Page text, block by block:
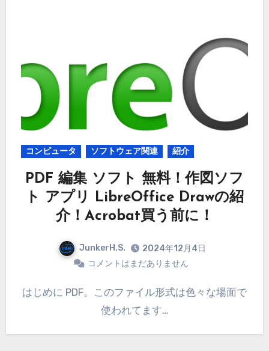
コンピュータ ソフトウェア関連 紹介
PDF 編集 ソフト 無料！作図ソフ
ト アプリ LibreOffice Drawの紹
介！Acrobat買う前に！
JunkerH.S.
2024年12月4日
コメントはまだありません
はじめに PDF。このファイル形式は色々な場面で
使われてます…